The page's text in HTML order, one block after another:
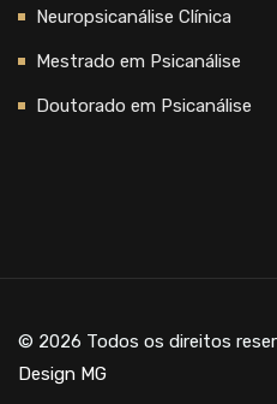
Neuropsicanálise Clínica
Mestrado em Psicanálise
Doutorado em Psicanálise
© 2026 Todos os direitos
Design MG